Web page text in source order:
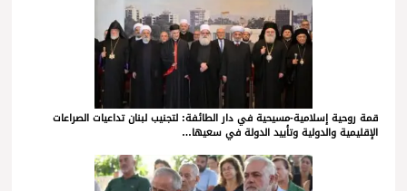
قمة روحية إسلامية-مسيحية في دار الطائفة: لتجنيب لبنان تداعيات الصراعات
الإقليمية والدولية وتأييد الدولة في سعيها…